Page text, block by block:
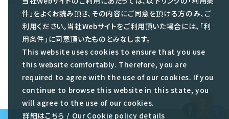
件」をよくお読み頂き、その内容にご同意を頂ける方のみ、ご
利用ください。当社Webサイトをご利用頂いた場合には、「利
用条件」に同意頂いたものとみなします。
This website uses cookies to ensure that you use
this website comfortably. Therefore, you are
required to agree with the use of our cookies. If you
continue to browse this website in this state, you
will agree to the use of our cookies.
詳細はこちら / Our Cookie policy details